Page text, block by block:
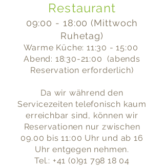
Restaurant
09:00 - 18:00 (Mittwoch
Ruhetag)
Warme Küche: 11:30 - 15:00
Abend: 18:30-21:00 (abends
Reservation erforderlich)
Da wir während den
Servicezeiten telefonisch kaum
erreichbar sind, können wir
Reservationen nur zwischen
09.00 bis 11:00 Uhr und ab 16
Uhr entgegen nehmen.
Tel.: +41 (0)91 798 18 04